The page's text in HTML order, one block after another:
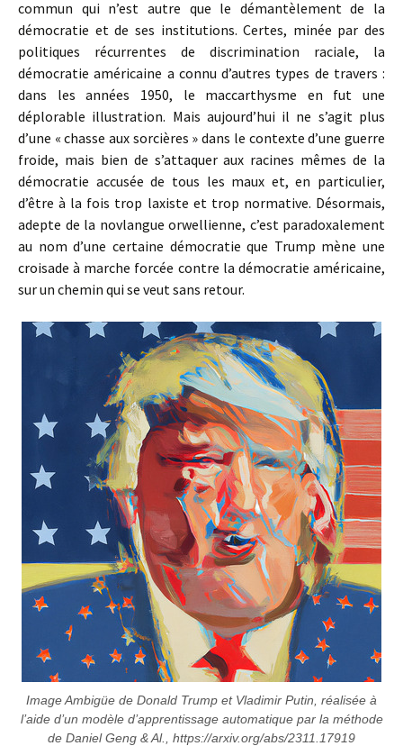
commun qui n’est autre que le démantèlement de la
démocratie et de ses institutions. Certes, minée par des
politiques récurrentes de discrimination raciale, la
démocratie américaine a connu d’autres types de travers :
dans les années 1950, le maccarthysme en fut une
déplorable illustration. Mais aujourd’hui il ne s’agit plus
d’une « chasse aux sorcières » dans le contexte d’une guerre
froide, mais bien de s’attaquer aux racines mêmes de la
démocratie accusée de tous les maux et, en particulier,
d’être à la fois trop laxiste et trop normative. Désormais,
adepte de la novlangue orwellienne, c’est paradoxalement
au nom d’une certaine démocratie que Trump mène une
croisade à marche forcée contre la démocratie américaine,
sur un chemin qui se veut sans retour.
Image Ambigüe de Donald Trump et Vladimir Putin, réalisée à
l’aide d’un modèle d’apprentissage automatique par la méthode
de Daniel Geng & Al., https://arxiv.org/abs/2311.17919